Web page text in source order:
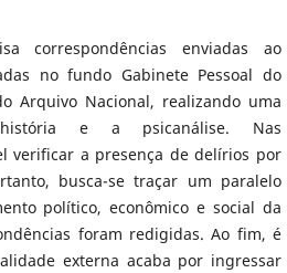
correspondências enviadas ao
no fundo Gabinete Pessoal do
Arquivo Nacional, realizando uma
e a psicanálise. Nas
verificar a presença de delírios por
busca-se traçar um paralelo
político, econômico e social da
foram redigidas. Ao fim, é
externa acaba por ingressar